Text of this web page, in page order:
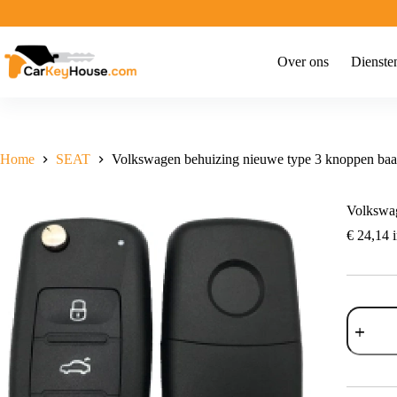
inhoud
Over ons
Home SEAT Volkswagen behuizing nieuwe type 3 knoppen
€24,14
behuizing
nieuwe
type
knoppen